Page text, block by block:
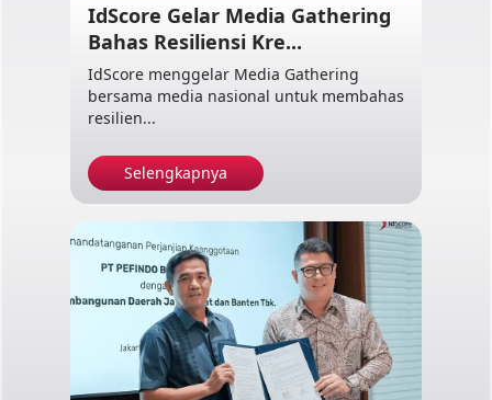
IdScore Gelar Media Gathering
Bahas Resiliensi Kre...
IdScore menggelar Media Gathering
bersama media nasional untuk membahas
resilien...
Selengkapnya